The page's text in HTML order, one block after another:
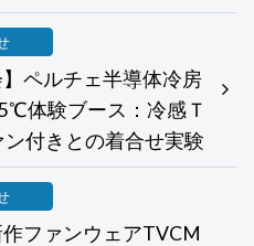
】ペルチェ半導体冷房
体験ブース：冷感Ｔ
付きとの着合せ実験
ファンウェアTVCM